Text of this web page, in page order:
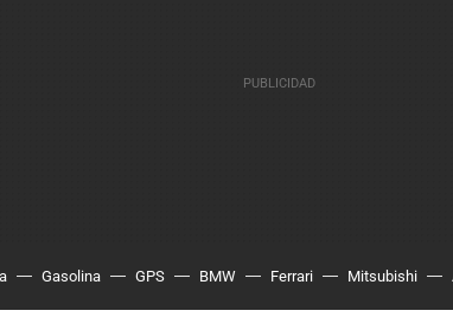
Gasolina GPS BMW Ferrari Mitsubishi